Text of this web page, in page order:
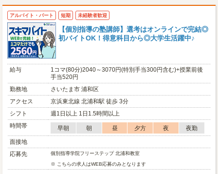
アルバイト・パート 短期 未経験者歓迎
【個別指導の塾講師】選考はオンラインで完結◎
初バイトOK！得意科目から◎大学生活躍中♪
給与
1コマ(80分)2040～3070円(特別手当300円含む)+授業前後
手当520円
勤務地
さいたま市 浦和区
アクセス
京浜東北線 北浦和駅 徒歩 3分
シフト
週1日以上 1日1.5時間以上
時間帯
早朝 朝 昼 夕方 夜
夜勤
面接地
応募先
個別指導学院フリーステップ 北浦和教室
※ こちらの求人はWEB応募のみとなります